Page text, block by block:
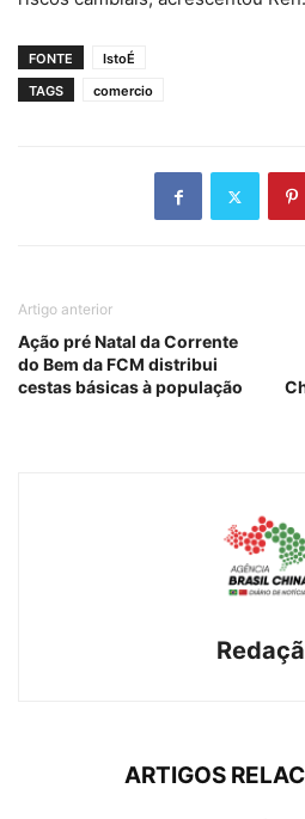
FONTE
IstoÉ
TAGS
comercio
Artigo anterior
Ação pré Natal da Corrente
do Bem da FCM distribui
cestas básicas à população
ARTIGOS